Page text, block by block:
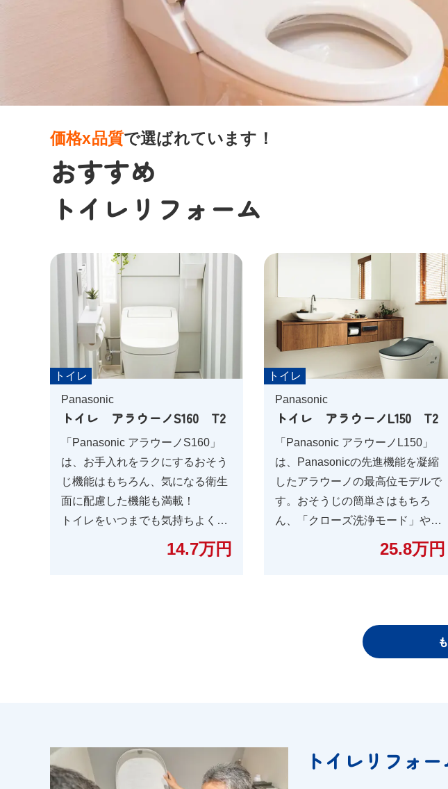
価格x品質で選ばれています！
おすすめ
トイレリフォーム
トイレ
Panasonic
トイレ アラウーノS160 T2
「Panasonic アラウーノS160」
は、お手入れをラクにするおそう
じ機能はもちろん、気になる衛生
面に配慮した機能も満載！
トイレをいつまでも気持ちよく使
うために欲しかった機能が揃って
いる、全自動おそうじトイレのス
14.7万円
トイレ
Panasonic
トイレ アラウーノL150 T2
「Panasonic アラウーノL150」
は、Panasonicの先進機能を凝縮
したアラウーノの最高位モデルで
す。おそうじの簡単さはもちろ
ん、「クローズ洗浄モード」や
「アラウーノアプリ」と連携でき
るなど、Panasonicならではの機
25.8万円
トイレリフォ